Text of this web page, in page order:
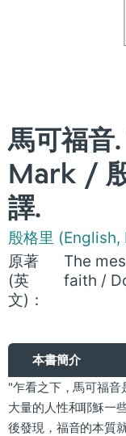
馬可福
Mark /
譯.
殷格里 (English,
原著
(英
文)：
The
faith /
本書簡介
"乍看之下，馬可福音
大量的人性和耶穌一
後發現，福音的本質